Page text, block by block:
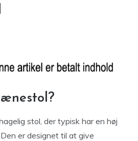
stol, der typisk har en høj
er designet til at give